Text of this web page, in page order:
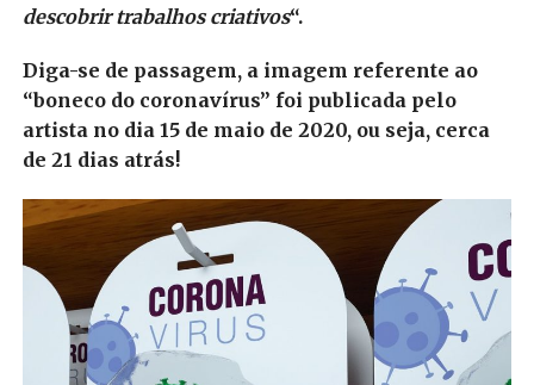
descobrir trabalhos criativos“.
Diga-se de passagem, a imagem referente ao
“boneco do coronavírus” foi publicada pelo
artista no dia 15 de maio de 2020, ou seja, cerca
de 21 dias atrás!